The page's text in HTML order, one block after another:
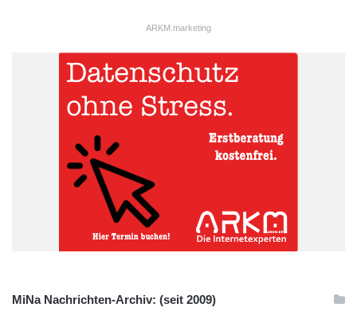
ARKM.marketing
MiNa Nachrichten-Archiv: (seit 2009)